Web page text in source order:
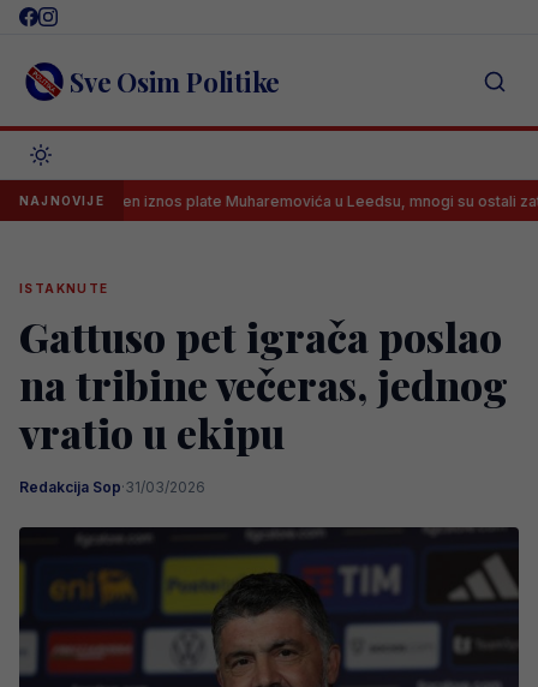
Skip
content Sve Osim Politike
NAJNOVIJE
Otkriven iznos plate Muharemovića u Leedsu, mnogi su ostali zatečeni
ISTAKNUTE
Gattuso pet igrača poslao
na tribine večeras, jednog
vratio u ekipu
Redakcija Sop·31/03/2026